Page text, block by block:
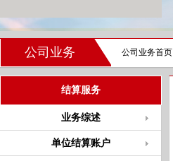
公司业务 公司业务首页
结算服务
业务综述
单位结算账户